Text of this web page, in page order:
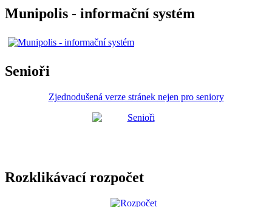
Munipolis - informační systém
Senioři
Zjednodušená verze stránek nejen pro seniory
Rozklikávací rozpočet